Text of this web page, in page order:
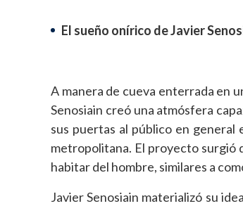
El sueño onírico de Javier
A manera de cueva enterrada en
Senosiain creó una atmósfera
sus puertas al público en general
metropolitana. El proyecto surgió
habitar del hombre, similares a
Javier Senosiain materializó su